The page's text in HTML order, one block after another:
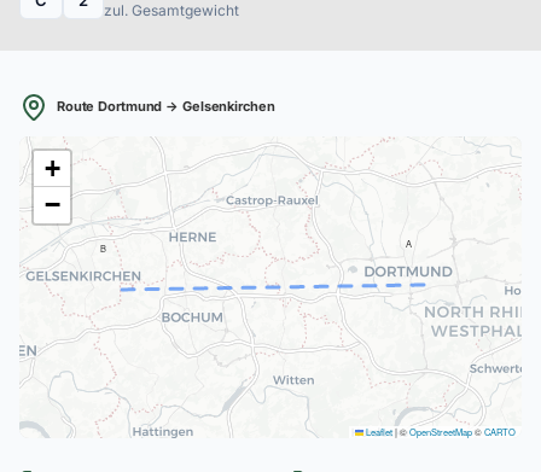
zul. Gesamtgewicht
Route Dortmund → Gelsenkirchen
A
B
+
−
Leaflet|©OpenStreetMap©CARTO